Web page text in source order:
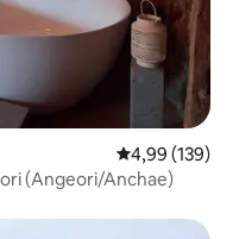
4,99 av 5 i
4,99 (139)
(Angeori/Anchae)